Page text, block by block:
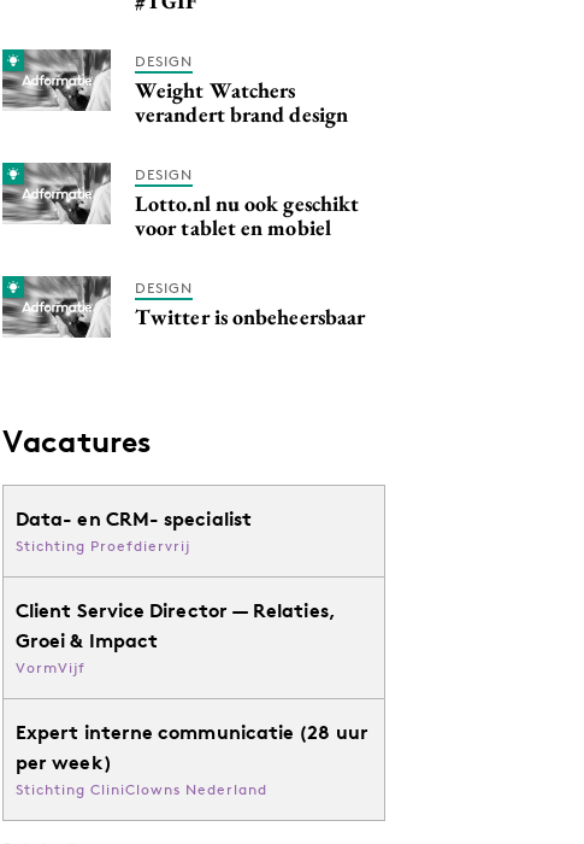
DESIGN
Weight Watchers
verandert brand design
DESIGN
Lotto.nl nu ook geschikt
voor tablet en mobiel
DESIGN
Twitter is onbeheersbaar
Vacatures
Data- en CRM- specialist
Stichting Proefdiervrij
Client Service Director — Relaties,
Groei & Impact
VormVijf
Expert interne communicatie (28 uur
per week)
Stichting CliniClowns Nederland